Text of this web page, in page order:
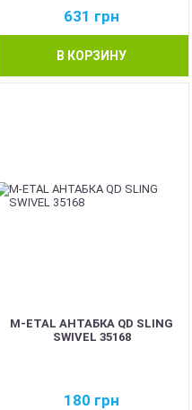
631 грн
В КОРЗИНУ
M-ETAL АНТАБКА QD SLING
SWIVEL 35168
180 грн